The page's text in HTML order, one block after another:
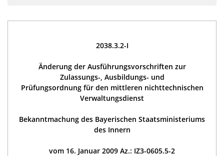
2038.3.2-I
Änderung der Ausführungsvorschriften zur
Zulassungs-, Ausbildungs- und
Prüfungsordnung für den mittleren nichttechnischen
Verwaltungsdienst
Bekanntmachung des Bayerischen Staatsministeriums
des Innern
vom 16. Januar 2009 Az.: IZ3-0605.5-2